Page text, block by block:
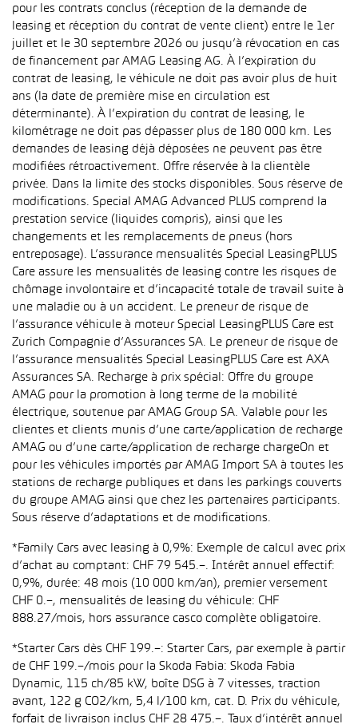
pour les contrats conclus (réception de la demande de
leasing et réception du contrat de vente client) entre le 1er
juillet et le 30 septembre 2026 ou jusqu’à révocation en cas
de financement par AMAG Leasing AG. À l’expiration du
contrat de leasing, le véhicule ne doit pas avoir plus de huit
ans (la date de première mise en circulation est
déterminante). À l’expiration du contrat de leasing, le
kilométrage ne doit pas dépasser plus de 180 000 km. Les
demandes de leasing déjà déposées ne peuvent pas être
modifiées rétroactivement. Offre réservée à la clientèle
privée. Dans la limite des stocks disponibles. Sous réserve de
modifications. Special AMAG Advanced PLUS comprend la
prestation service (liquides compris), ainsi que les
changements et les remplacements de pneus (hors
entreposage). L’assurance mensualités Special LeasingPLUS
Care assure les mensualités de leasing contre les risques de
chômage involontaire et d’incapacité totale de travail suite à
une maladie ou à un accident. Le preneur de risque de
l’assurance véhicule à moteur Special LeasingPLUS Care est
Zurich Compagnie d’Assurances SA. Le preneur de risque de
l’assurance mensualités Special LeasingPLUS Care est AXA
Assurances SA. Recharge à prix spécial: Offre du groupe
AMAG pour la promotion à long terme de la mobilité
électrique, soutenue par AMAG Group SA. Valable pour les
clientes et clients munis d’une carte/application de recharge
AMAG ou d’une carte/application de recharge chargeOn et
pour les véhicules importés par AMAG Import SA à toutes les
stations de recharge publiques et dans les parkings couverts
du groupe AMAG ainsi que chez les partenaires participants.
Sous réserve d’adaptations et de modifications.
*Family Cars avec leasing à 0,9%: Exemple de calcul avec prix
d’achat au comptant: CHF 79 545.–. Intérêt annuel effectif:
0,9%, durée: 48 mois (10 000 km/an), premier versement
CHF 0.–, mensualités de leasing du véhicule: CHF
888.27/mois, hors assurance casco complète obligatoire.
*Starter Cars dès CHF 199.–: Starter Cars, par exemple à partir
de CHF 199.–/mois pour la Skoda Fabia: Skoda Fabia
Dynamic, 115 ch/85 kW, boîte DSG à 7 vitesses, traction
avant, 122 g CO2/km, 5,4 l/100 km, cat. D. Prix du véhicule,
forfait de livraison inclus CHF 28 475.–. Taux d’intérêt annuel